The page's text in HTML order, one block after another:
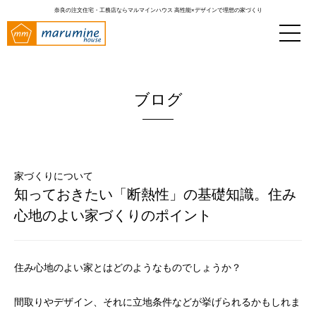
奈良の注文住宅・工務店ならマルマインハウス 高性能×デザインで理想の家づくり
ブログ
家づくりについて
知っておきたい「断熱性」の基礎知識。住み
心地のよい家づくりのポイント
住み心地のよい家とはどのようなものでしょうか？
間取りやデザイン、それに立地条件などが挙げられるかもしれま